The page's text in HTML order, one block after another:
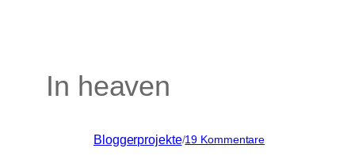
In heaven
Bloggerprojekte/19 Kommentarezu